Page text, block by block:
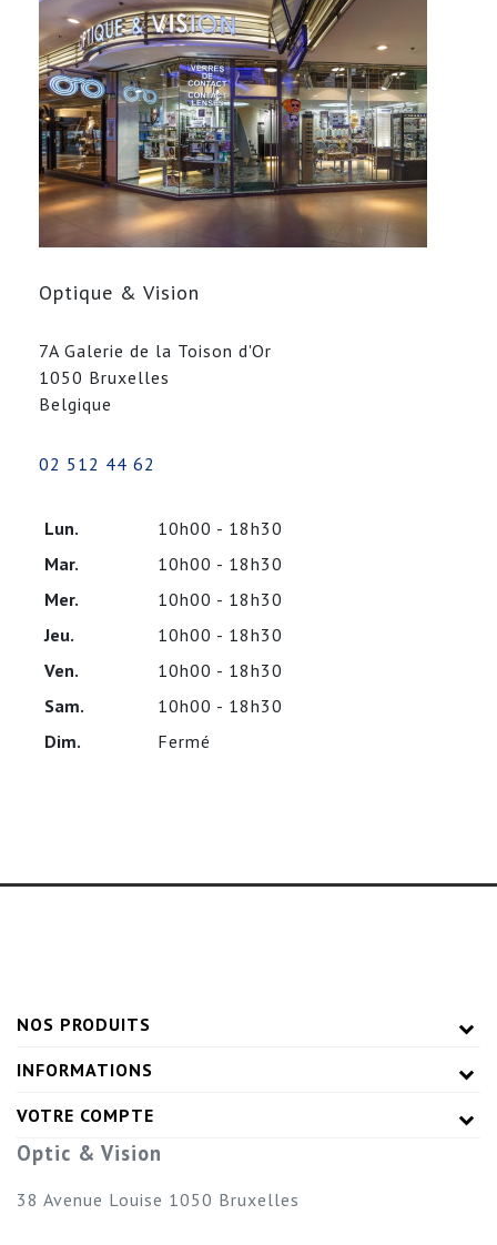
Optique & Vision
7A Galerie de la Toison d'Or
1050 Bruxelles
Belgique
02 512 44 62
Lun.
10h00 - 18h30
Mar.
10h00 - 18h30
Mer.
10h00 - 18h30
Jeu.
10h00 - 18h30
Ven.
10h00 - 18h30
Sam.
10h00 - 18h30
Dim.
Fermé
NOS PRODUITS
INFORMATIONS
VOTRE COMPTE
Optic & Vision
38 Avenue Louise 1050 Bruxelles